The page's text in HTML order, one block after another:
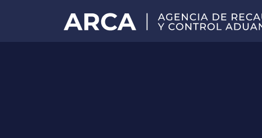
Portal
principal